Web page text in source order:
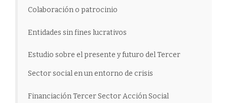
Colaboración o patrocinio
Entidades sin fines lucrativos
Estudio sobre el presente y futuro del Tercer
Sector social en un entorno de crisis
Financiación Tercer Sector Acción Social